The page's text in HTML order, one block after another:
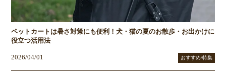
ペットカートは暑さ対策にも便利！犬・猫の夏のお散歩・お出かけに
役立つ活用法
2026/04/01 おすすめ/特集